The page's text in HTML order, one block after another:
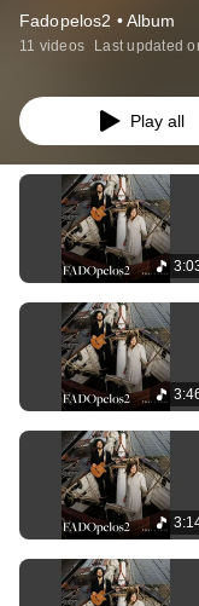
Fadopelos2 • Album
11 videos Last updated
Play all